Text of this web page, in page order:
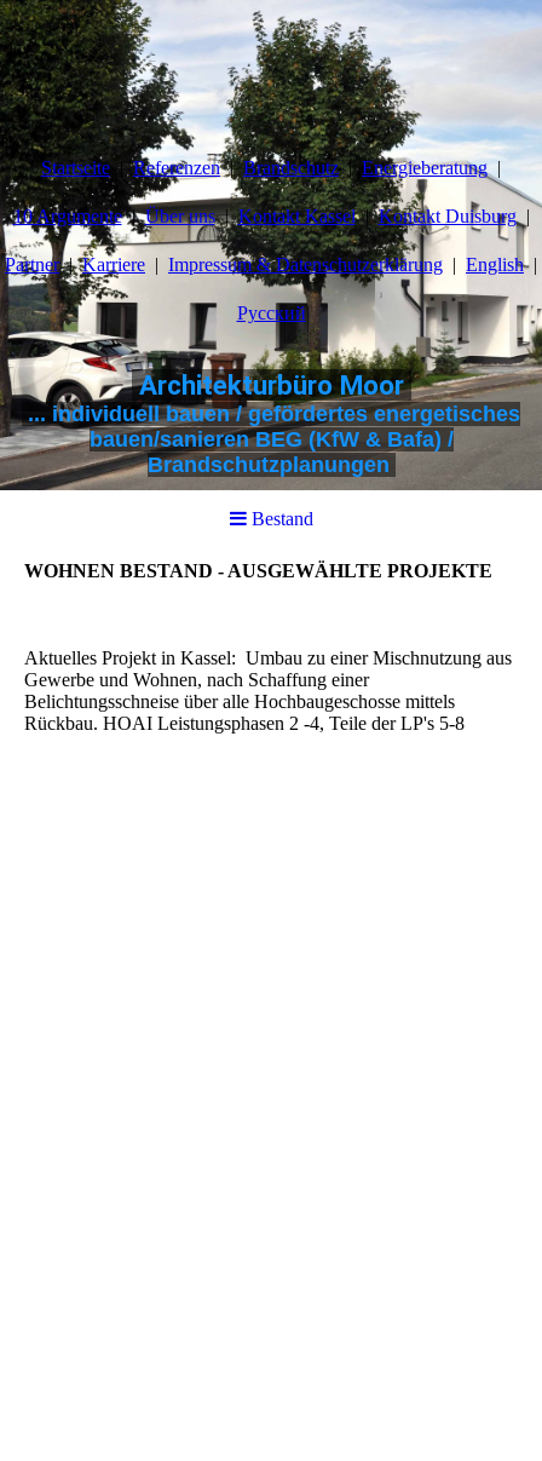
Startseite Referenzen Brandschutz Energieberatung
10 Argumente Über uns Kontakt Kassel Kontakt Duisburg
Partner Karriere Impressum & Datenschutzerklärung English
Pусский
Architekturbüro Moor
... individuell bauen / gefördertes energetisches
bauen/sanieren BEG (KfW & Bafa) /
Brandschutzplanungen
Bestand
WOHNEN BESTAND - AUSGEWÄHLTE PROJEKTE
Aktuelles Projekt in Kassel: Umbau zu einer Mischnutzung aus
Gewerbe und Wohnen, nach Schaffung einer
Belichtungsschneise über alle Hochbaugeschosse mittels
Rückbau. HOAI Leistungsphasen 2 -4, Teile der LP's 5-8